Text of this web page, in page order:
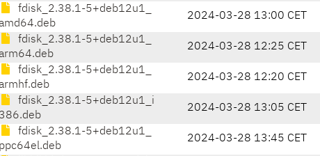
fdisk_2.38.1-5+deb12u1_
2024-03-28 13:00 CET
fdisk_2.38.1-5+deb12u1_
2024-03-28 12:25 CET
fdisk_2.38.1-5+deb12u1_
2024-03-28 12:20 CET
fdisk_2.38.1-5+deb12u1_i
386.deb
2024-03-28 13:05 CET
fdisk_2.38.1-5+deb12u1_
ppc64el.deb
2024-03-28 13:45 CET